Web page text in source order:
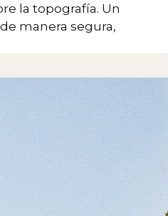
la topografía. Un
manera segura,